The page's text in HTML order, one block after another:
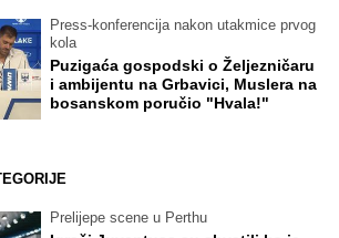
Press-konferencija nakon utakmice prvog
kola
Puzigaća gospodski o Željezničaru
i ambijentu na Grbavici, Muslera na
bosanskom poručio "Hvala!"
Prelijepe scene u Perthu